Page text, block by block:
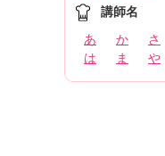
講師名
あ か さ
は
ま や